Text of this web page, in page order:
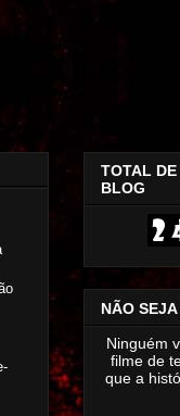
TOTAL
BLOG
NÃO
Ninguém
filme de
que a